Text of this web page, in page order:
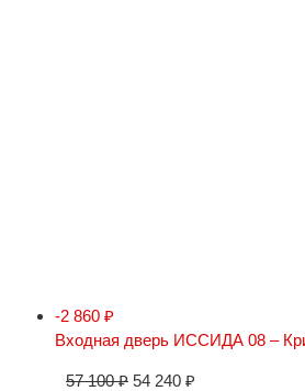
-2 860 ₽
Входная дверь ИССИДА 08 –
57 100₽ 54 240 ₽